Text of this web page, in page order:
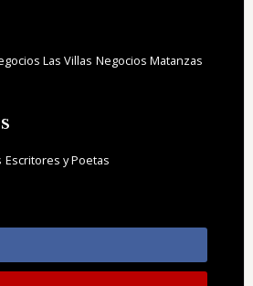
Las Villas Negocios Matanzas
Escritores y Poetas